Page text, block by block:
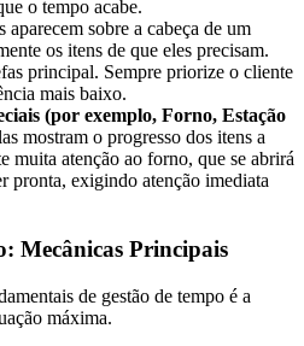
o tempo acabe.
aparecem sobre a cabeça de um
os itens de que eles precisam.
principal. Sempre priorize o cliente
mais baixo.
(por exemplo, Forno, Estação
mostram o progresso dos itens a
muita atenção ao forno, que se abrirá
pronta, exigindo atenção imediata
Mecânicas Principais
de gestão de tempo é a
máxima.